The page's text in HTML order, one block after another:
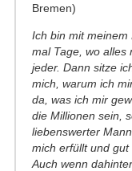
Bremen)
Ich bin mit
mal Tage, wo alles
jeder. Dann sitze
mich, warum ich
da, was ich mir
die Millionen sein,
liebenswerter
mich erfüllt und gut
Auch wenn